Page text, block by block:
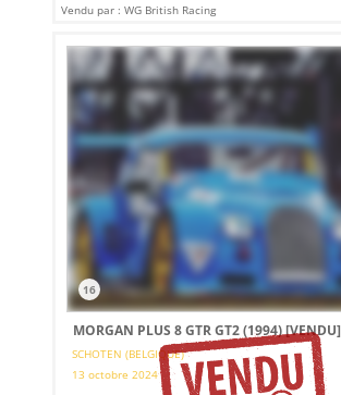
Vendu par : WG British Racing
16
MORGAN PLUS 8 GTR GT2 (1994)[VENDU]
SCHOTEN (BELGIQUE)
13 octobre 2024